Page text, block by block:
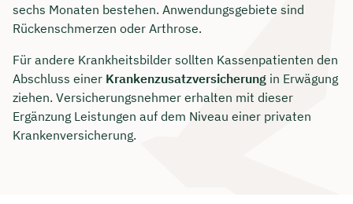
sechs Monaten bestehen. Anwendungsgebiete sind
Rückenschmerzen oder Arthrose.
Für andere Krankheitsbilder sollten Kassenpatienten den
Abschluss einer Krankenzusatzversicherung in Erwägung
ziehen. Versicherungsnehmer erhalten mit dieser
Ergänzung Leistungen auf dem Niveau einer privaten
Krankenversicherung.